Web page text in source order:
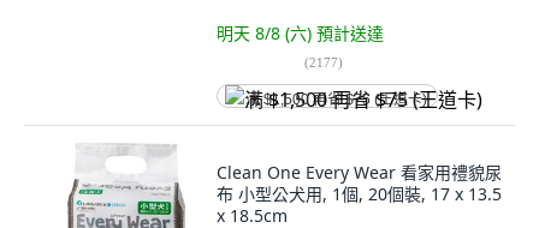
明天 8/8 (六) 預計送達
(2177)
满 $1,500 再省 $75 (王道卡)
Clean One Every Wear 看家用禮貌尿
布 小型公犬用, 1個, 20個裝, 17 x 13.5
x 18.5cm